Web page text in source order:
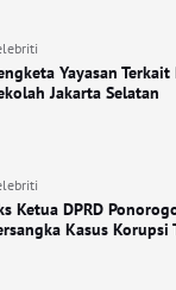
Yayasan
Jakarta Selatan
Ketua DPRD
Kasus